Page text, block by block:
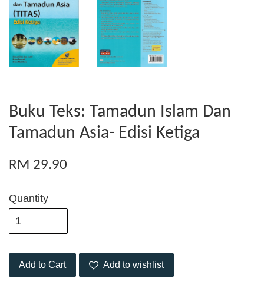
Buku Teks: Tamadun Islam Dan
Tamadun Asia- Edisi Ketiga
RM 29.90
Quantity
Add to Cart Add to wishlist